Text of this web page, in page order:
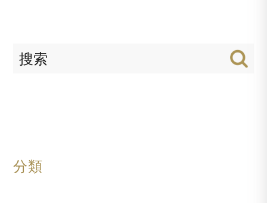
分類